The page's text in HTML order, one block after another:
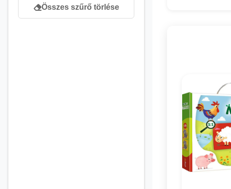
Összes szűrő törlése